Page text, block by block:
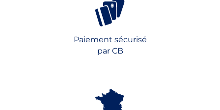
Paiement sécurisé
par CB